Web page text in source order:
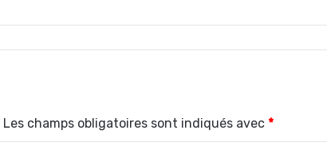
Les champs obligatoires sont indiqués avec *